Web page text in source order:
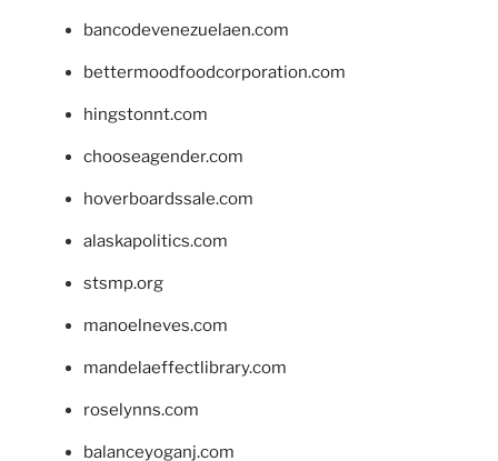
bancodevenezuelaen.com
bettermoodfoodcorporation.com
hingstonnt.com
chooseagender.com
hoverboardssale.com
alaskapolitics.com
stsmp.org
manoelneves.com
mandelaeffectlibrary.com
roselynns.com
balanceyoganj.com